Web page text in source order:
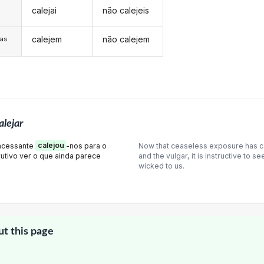
calejai
calejem
não calejeis
não calejem
calejou -nos para o
ver o que ainda parece
Now that ceaseless exposure has
and the vulgar, it is instructive to
wicked to us.
this page